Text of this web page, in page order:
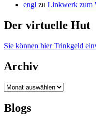
engl zu Linkwerk zum
Der virtuelle Hut
Sie können hier Trinkgeld
Archiv
Archiv
Blogs